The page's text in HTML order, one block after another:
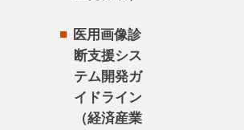
医用画像診
断支援シス
テム開発ガ
イドライン
（経済産業